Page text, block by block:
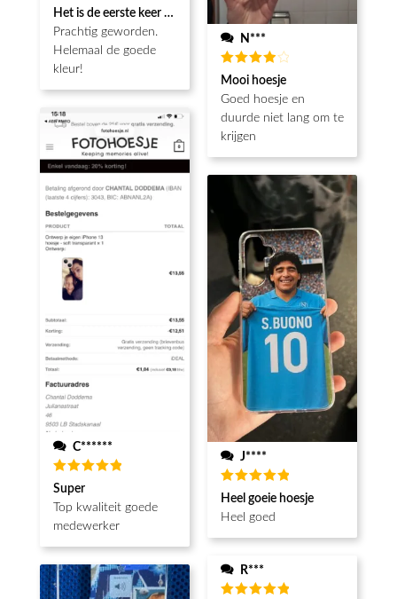
Waardering
5uit 5
Het is de eerste keer dat ik een fotohoesje en het is prachtig!!
Prachtig geworden.
Helemaal de goede
kleur!
C******
Waardering
5uit 5
Super
Top kwaliteit goede
medewerker
N***
Waardering
4 uit 5
Mooi hoesje
Goed hoesje en
duurde niet lang om te
krijgen
J****
Waardering
5uit 5
Heel goeie hoesje
Heel goed
R***